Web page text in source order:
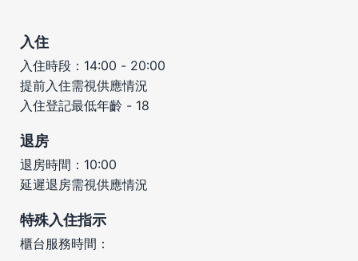
入住
入住時段：14:00 - 20:00
提前入住需視供應情況
入住登記最低年齡 - 18
退房
退房時間：10:00
延遲退房需視供應情況
特殊入住指示
櫃台服務時間：